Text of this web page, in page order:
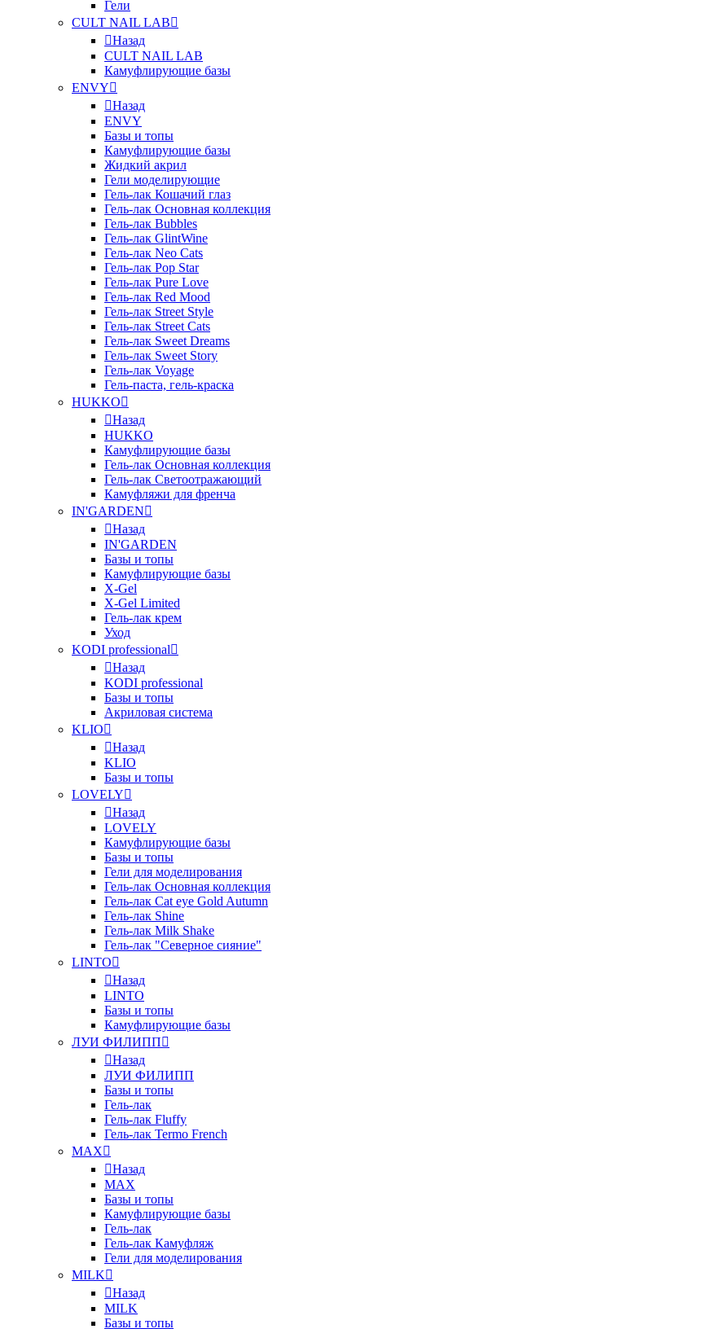
Гели
CULT NAIL LAB
Назад
CULT NAIL LAB
Камуфлирующие базы
ENVY
Назад
ENVY
Базы и топы
Камуфлирующие базы
Жидкий акрил
Гели моделирующие
Гель-лак Кошачий глаз
Гель-лак Основная коллекция
Гель-лак Bubbles
Гель-лак GlintWine
Гель-лак Neo Cats
Гель-лак Pop Star
Гель-лак Pure Love
Гель-лак Red Mood
Гель-лак Street Style
Гель-лак Street Cats
Гель-лак Sweet Dreams
Гель-лак Sweet Story
Гель-лак Voyage
Гель-паста, гель-краска
HUKKO
Назад
HUKKO
Камуфлирующие базы
Гель-лак Основная коллекция
Гель-лак Светоотражающий
Камуфляжи для френча
IN'GARDEN
Назад
IN'GARDEN
Базы и топы
Камуфлирующие базы
X-Gel
X-Gel Limited
Гель-лак крем
Уход
KODI professional
Назад
KODI professional
Базы и топы
Акриловая система
KLIO
Назад
KLIO
Базы и топы
LOVELY
Назад
LOVELY
Камуфлирующие базы
Базы и топы
Гели для моделирования
Гель-лак Основная коллекция
Гель-лак Cat eye Gold Autumn
Гель-лак Shine
Гель-лак Milk Shake
Гель-лак "Северное сияние"
LINTO
Назад
LINTO
Базы и топы
Камуфлирующие базы
ЛУИ ФИЛИПП
Назад
ЛУИ ФИЛИПП
Базы и топы
Гель-лак
Гель-лак Fluffy
Гель-лак Termo French
MAX
Назад
MAX
Базы и топы
Камуфлирующие базы
Гель-лак
Гель-лак Камуфляж
Гели для моделирования
MILK
Назад
MILK
Базы и топы